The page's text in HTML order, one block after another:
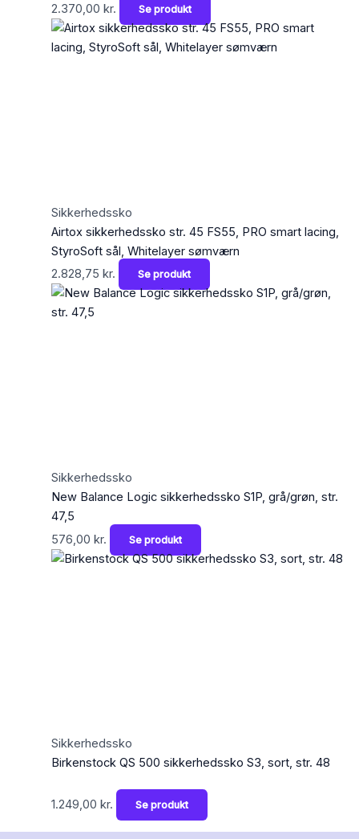
2.370,00 kr. Se produkt
Sikkerhedssko
Airtox sikkerhedssko str. 45 FS55, PRO smart lacing,
StyroSoft sål, Whitelayer sømværn
2.828,75 kr. Se produkt
Sikkerhedssko
New Balance Logic sikkerhedssko S1P, grå/grøn, str.
47,5
576,00 kr. Se produkt
Sikkerhedssko
Birkenstock QS 500 sikkerhedssko S3, sort, str. 48
1.249,00 kr. Se produkt